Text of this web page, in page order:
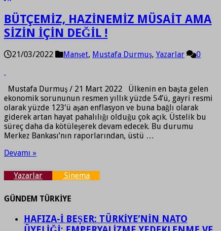
BÜTÇEMİZ, HAZİNEMİZ MÜSAİT AMA
SİZİN İÇİN DEĞİL !
21/03/2022 Manşet, Mustafa Durmuş, Yazarlar 0
Mustafa Durmuş / 21 Mart 2022 Ülkenin en başta gelen
ekonomik sorununun resmen yıllık yüzde 54’ü, gayri resmi
olarak yüzde 123’ü aşan enflasyon ve buna bağlı olarak
giderek artan hayat pahalılığı olduğu çok açık. Üstelik bu
süreç daha da kötüleşerek devam edecek. Bu durumu
Merkez Bankası’nın raporlarından, üstü …
Devamı »
Yazarlar Sinema
GÜNDEM TÜRKİYE
HAFIZA-İ BEŞER: TÜRKİYE’NİN NATO